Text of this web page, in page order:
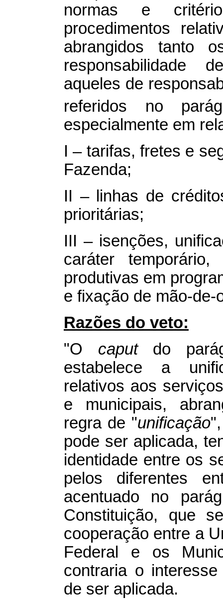
normas e
procedimentos
abrangidos tanto
responsabilidade
aqueles de
referidos no
especialmente em
I – tarifas, fretes e
Fazenda;
II – linhas de
prioritárias;
III – isenções,
caráter
produtivas em
e fixação de mão-de-
Razões do veto:
"O caputdo
estabelece a
relativos aos
e municipais,
regra de "unificação
pode ser aplicada,
identidade entre os
pelos diferentes
acentuado no
Constituição, que
cooperação entre a
Federal e os
contraria o
de ser aplicada.